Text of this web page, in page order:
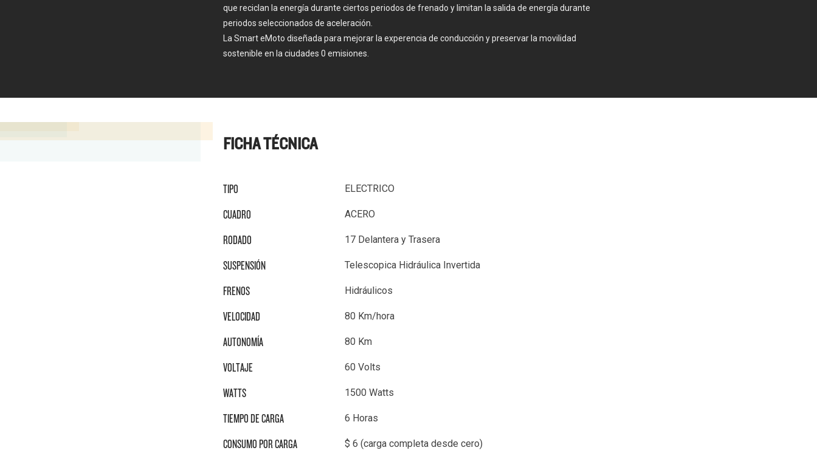
que reciclan la energía durante ciertos periodos de frenado y limitan la salida de energía durante
periodos seleccionados de aceleración.
La Smart eMoto diseñada para mejorar la experencia de conducción y preservar la movilidad
sostenible en la ciudades 0 emisiones.
FICHA TÉCNICA
TIPO ELECTRICO
CUADRO ACERO
RODADO 17 Delantera y Trasera
SUSPENSIÓN Telescopica Hidráulica Invertida
FRENOS Hidráulicos
VELOCIDAD 80 Km/hora
AUTONOMÍA 80 Km
VOLTAJE 60 Volts
WATTS 1500 Watts
TIEMPO DE CARGA 6 Horas
CONSUMO POR CARGA $ 6 (carga completa desde cero)